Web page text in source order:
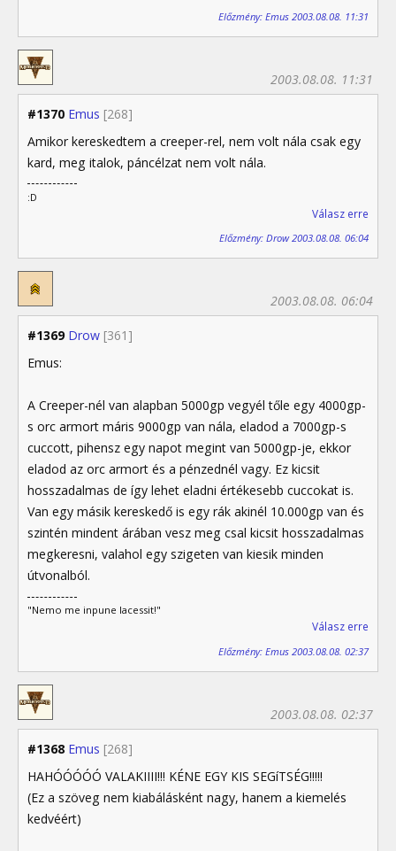
Előzmény: Emus 2003.08.08. 11:31
#1370 Emus [268]
2003.08.08. 11:31
Amikor kereskedtem a creeper-rel, nem volt nála csak egy
kard, meg italok, páncélzat nem volt nála.
:D
Válasz erre
Előzmény: Drow 2003.08.08. 06:04
#1369 Drow [361]
2003.08.08. 06:04
Emus:
A Creeper-nél van alapban 5000gp vegyél tőle egy 4000gp-
s orc armort máris 9000gp van nála, eladod a 7000gp-s
cuccott, pihensz egy napot megint van 5000gp-je, ekkor
eladod az orc armort és a pénzednél vagy. Ez kicsit
hosszadalmas de így lehet eladni értékesebb cuccokat is.
Van egy másik kereskedő is egy rák akinél 10.000gp van és
szintén mindent árában vesz meg csal kicsit hosszadalmas
megkeresni, valahol egy szigeten van kiesik minden
útvonalból.
"Nemo me inpune lacessit!"
Válasz erre
Előzmény: Emus 2003.08.08. 02:37
#1368 Emus [268]
2003.08.08. 02:37
HAHÓÓÓÓÓ VALAKIIII!!! KÉNE EGY KIS SEGíTSÉG!!!!!
(Ez a szöveg nem kiabálásként nagy, hanem a kiemelés
kedvéért)